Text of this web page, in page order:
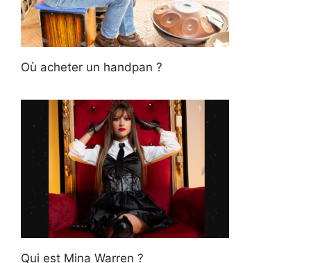
Où acheter un handpan ?
Qui est Mina Warren ?